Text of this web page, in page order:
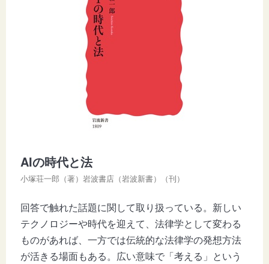
AIの時代と法
小塚荘一郎（著）岩波書店（岩波新書）（刊）
回答で触れた話題に関して取り扱っている。新しい
テクノロジーや時代を迎えて、法律学として変わる
ものがあれば、一方では伝統的な法律学の発想方法
が活きる場面もある。広い意味で「考える」という